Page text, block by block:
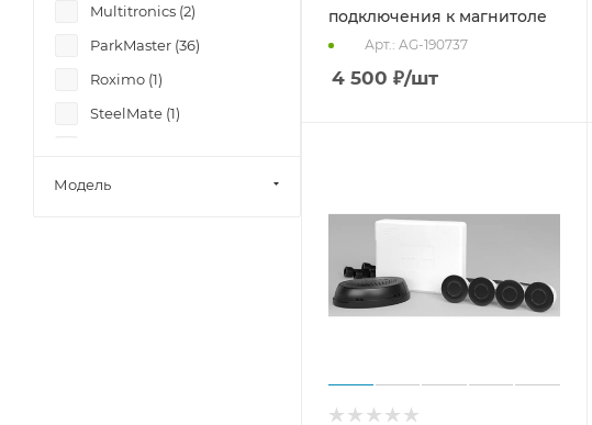
подключения к магнитоле
Арт.: AG-190737
4 500 ₽/шт
Multitronics (2)
ParkMaster (36)
Roximo (1)
SteelMate (1)
Модель